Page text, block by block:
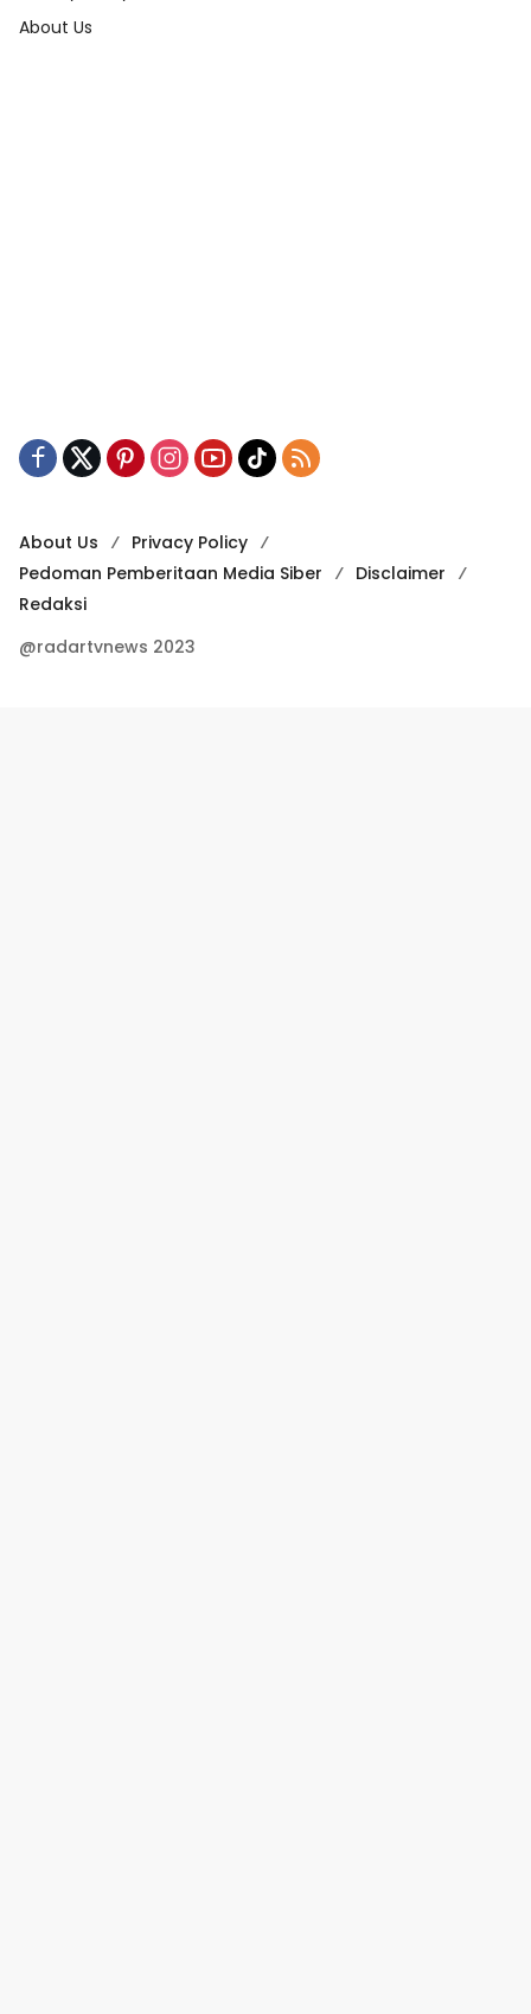
About Us
About Us
Privacy Policy
Pedoman Pemberitaan Media Siber
Disclaimer
Redaksi
@radartvnews 2023